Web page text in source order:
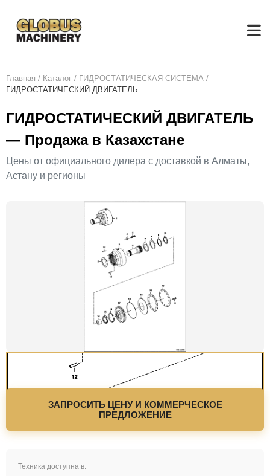
Главная / Каталог / ГИДРОСТАТИЧЕСКАЯ СИСТЕМА /
ГИДРОСТАТИЧЕСКИЙ ДВИГАТЕЛЬ
ГИДРОСТАТИЧЕСКИЙ ДВИГАТЕЛЬ
— Продажа в Казахстане
Цены от официального дилера с доставкой в Алматы,
Астану и регионы
ЗАПРОСИТЬ ЦЕНУ И КОММЕРЧЕСКОЕ
ПРЕДЛОЖЕНИЕ
Техника доступна в: